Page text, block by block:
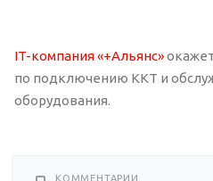
IT-компания «+Альянс»
по подключению ККТ и
оборудования.
КОММЕНТАРИИ